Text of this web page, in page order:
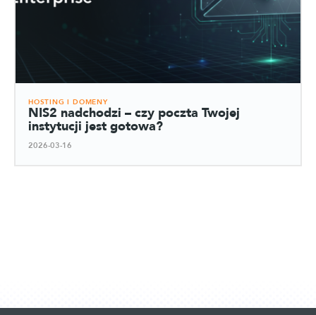
HOSTING I DOMENY
NIS2 nadchodzi – czy poczta Twojej
instytucji jest gotowa?
2026-03-16